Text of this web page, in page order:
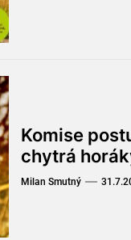
Komise
chytrá
Milan Smutný